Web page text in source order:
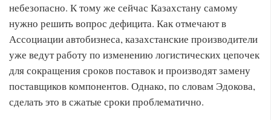
небезопасно. К тому же сейчас Казахстану самому
нужно решить вопрос дефицита. Как отмечают в
Ассоциации автобизнеса, казахстанские производители
уже ведут работу по изменению логистических цепочек
для сокращения сроков поставок и производят замену
поставщиков компонентов. Однако, по словам Эдокова,
сделать это в сжатые сроки проблематично.